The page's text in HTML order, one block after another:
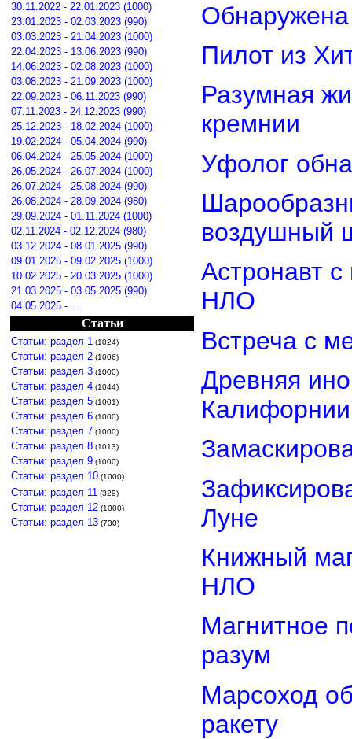
30.11.2022 - 22.01.2023 (1000)
23.01.2023 - 02.03.2023 (990)
03.03.2023 - 21.04.2023 (1000)
22.04.2023 - 13.06.2023 (990)
14.06.2023 - 02.08.2023 (1000)
03.08.2023 - 21.09.2023 (1000)
22.09.2023 - 06.11.2023 (990)
07.11.2023 - 24.12.2023 (990)
25.12.2023 - 18.02.2024 (1000)
19.02.2024 - 05.04.2024 (990)
06.04.2024 - 25.05.2024 (1000)
26.05.2024 - 26.07.2024 (1000)
26.07.2024 - 25.08.2024 (990)
26.08.2024 - 28.09.2024 (980)
29.09.2024 - 01.11.2024 (1000)
02.11.2024 - 02.12.2024 (980)
03.12.2024 - 08.01.2025 (990)
09.01.2025 - 09.02.2025 (1000)
10.02.2025 - 20.03.2025 (1000)
21.03.2025 - 03.05.2025 (990)
04.05.2025 - ...
Статьи
Статьи: раздел 1 (1024)
Статьи: раздел 2 (1006)
Статьи: раздел 3 (1000)
Статьи: раздел 4 (1044)
Статьи: раздел 5 (1001)
Статьи: раздел 6 (1000)
Статьи: раздел 7 (1000)
Статьи: раздел 8 (1013)
Статьи: раздел 9 (1000)
Статьи: раздел 10 (1000)
Статьи: раздел 11 (329)
Статьи: раздел 12 (1000)
Статьи: раздел 13 (730)
Обнаружена
Пилот из
Разумная
кремнии
Уфолог
воздушный
Астронавт
НЛО
Встреча с
Древняя
Калифорнии
Луне
Книжный
НЛО
Магнитное
разум
Марсоход
ракету